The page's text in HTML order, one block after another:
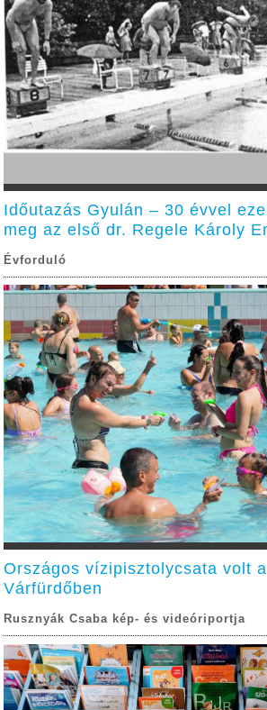
Időutazás Gyulán – 30 évvel
meg az első dr. Regele Károly
Évforduló
Országos vízipisztolycsata volt
Várfürdőben
Rusznyák Csaba kép- és videóriportja